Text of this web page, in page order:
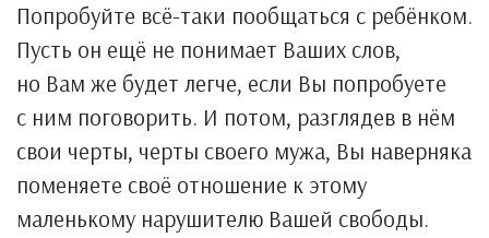
Попробуйте всё-таки пообщаться с ребёнком.
Пусть он ещё не понимает Ваших слов,
но Вам же будет легче, если Вы попробуете
с ним поговорить. И потом, разглядев в нём
свои черты, черты своего мужа, Вы наверняка
поменяете своё отношение к этому
маленькому нарушителю Вашей свободы.